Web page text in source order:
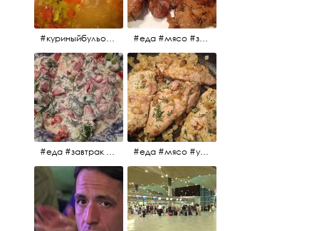
#куриныйбульон #лавровыйлист #помидоры #картофель #чеснок #лук #морковь #приправы #перецдушистый #курица #ужин #еда #сольповкусу #жёлтыйкарри #имбирь #кориандр #кокос #лимонныйсок #оливковоемасло #кумин #кайенскийперец #еда #мясо #завтрак #источниквдохновения #люблюготовить
#еда #завтрак #витамины #помидоры #укроп #огурцы #сметана #салат #еда #мясо #утро #завтрак #едакакисточниквдохновения